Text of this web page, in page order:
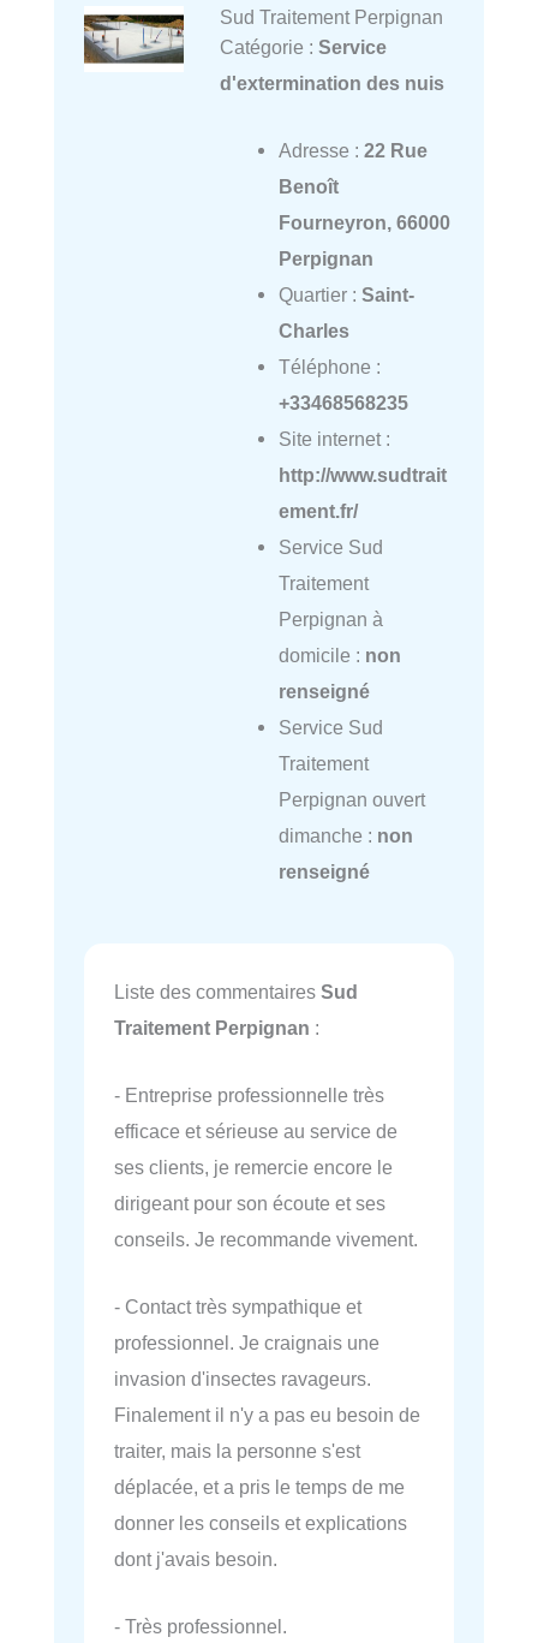
Sud Traitement Perpignan
Catégorie : Service
d'extermination des nuis
Adresse : 22 Rue
Benoît
Fourneyron, 66000
Perpignan
Quartier : Saint-
Charles
Téléphone :
+33468568235
Site internet :
http://www.sudtrait
ement.fr/
Service Sud
Traitement
Perpignan à
domicile : non
renseigné
Service Sud
Traitement
Perpignan ouvert
dimanche : non
renseigné
Liste des commentaires Sud
Traitement Perpignan :
- Entreprise professionnelle très
efficace et sérieuse au service de
ses clients, je remercie encore le
dirigeant pour son écoute et ses
conseils. Je recommande vivement.
- Contact très sympathique et
professionnel. Je craignais une
invasion d'insectes ravageurs.
Finalement il n'y a pas eu besoin de
traiter, mais la personne s'est
déplacée, et a pris le temps de me
donner les conseils et explications
dont j'avais besoin.
- Très professionnel.